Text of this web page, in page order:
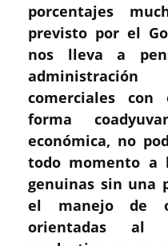
porcentajes
previsto por el
nos lleva a
comerciales
forma
económica, no
todo momento a
genuinas sin una
el manejo de
orientadas al